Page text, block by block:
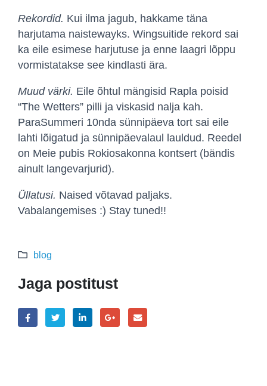
Rekordid. Kui ilma jagub, hakkame täna
harjutama naistewayks. Wingsuitide rekord sai
ka eile esimese harjutuse ja enne laagri lõppu
vormistatakse see kindlasti ära.
Muud värki. Eile õhtul mängisid Rapla poisid
“The Wetters” pilli ja viskasid nalja kah.
ParaSummeri 10nda sünnipäeva tort sai eile
lahti lõigatud ja sünnipäevalaul lauldud. Reedel
on Meie pubis Rokiosakonna kontsert (bändis
ainult langevarjurid).
Üllatusi. Naised võtavad paljaks.
Vabalangemises :) Stay tuned!!
blog
Jaga postitust